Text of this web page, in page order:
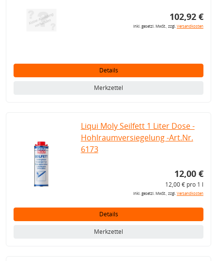
102,92 €
inkl. gesetzl. MwSt., zzgl.Versandkosten
Details
Merkzettel
Liqui Moly Seilfett 1 Liter Dose -
Hohlraumversiegelung -Art.Nr.
6173
12,00 €
12,00 € pro 1 l
inkl. gesetzl. MwSt., zzgl.Versandkosten
Details
Merkzettel